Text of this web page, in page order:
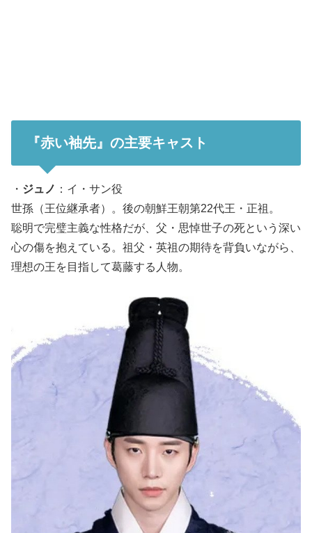
『赤い袖先』の主要キャスト
・ ジュノ ：イ・サン役
世孫（王位継承者）。後の朝鮮王朝第22代王・正祖。
聡明で完璧主義な性格だが、父・思悼世子の死という深い
心の傷を抱えている。祖父・英祖の期待を背負いながら、
理想の王を目指して葛藤する人物。